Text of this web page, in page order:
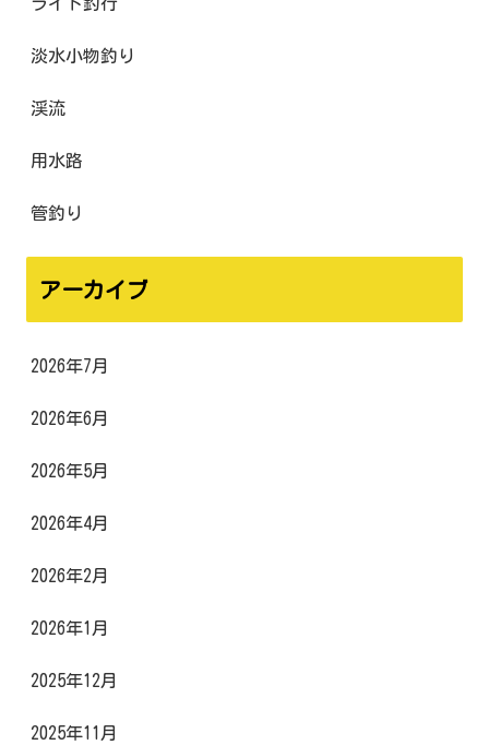
ライト釣行
淡水小物釣り
渓流
用水路
管釣り
アーカイブ
2026年7月
2026年6月
2026年5月
2026年4月
2026年2月
2026年1月
2025年12月
2025年11月